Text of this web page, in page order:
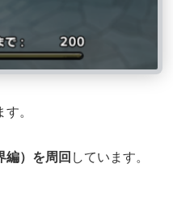
。
編）を周回しています。